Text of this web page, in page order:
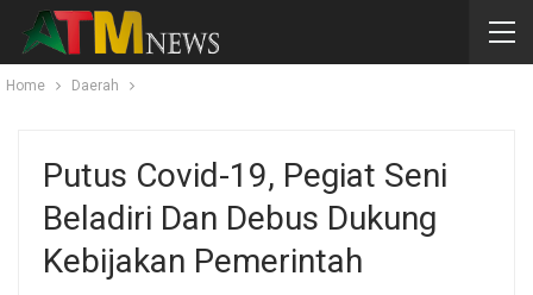
Home Daerah
Putus Covid-19, Pegiat Seni
Beladiri Dan Debus Dukung
Kebijakan Pemerintah